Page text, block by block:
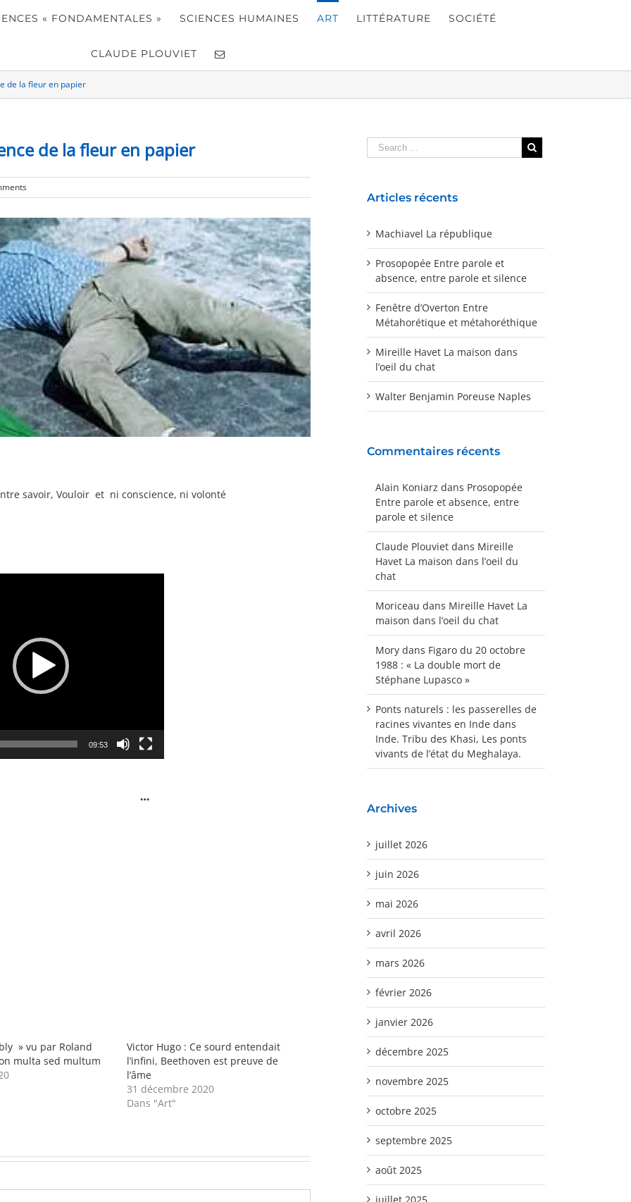
« FONDAMENTALES » SCIENCES HUMAINES ART LITTÉRATURE SOCIÉTÉ
CLAUDE PLOUVIET
de la fleur en papier
de la fleur en papier
savoir, Vouloir et ni conscience, ni volonté
09:53
» vu par Roland
multa sed multum
Victor Hugo : Ce sourd entendait
l’infini, Beethoven est preuve de
l’âme
31 décembre 2020
Dans "Art"
Articles récents
Machiavel La république
Prosopopée Entre parole et
absence, entre parole et silence
Fenêtre d’Overton Entre
Métahorétique et métahoréthique
Mireille Havet La maison dans
l’oeil du chat
Walter Benjamin Poreuse Naples
Commentaires récents
Alain Koniarz dans Prosopopée
Entre parole et absence, entre
parole et silence
Claude Plouviet dans Mireille
Havet La maison dans l’oeil du
chat
Moriceau dans Mireille Havet La
maison dans l’oeil du chat
Mory dans Figaro du 20 octobre
1988 : « La double mort de
Stéphane Lupasco »
Ponts naturels : les passerelles de
racines vivantes en Inde dans
Inde. Tribu des Khasi, Les ponts
vivants de l’état du Meghalaya.
Archives
juillet 2026
juin 2026
mai 2026
avril 2026
mars 2026
février 2026
janvier 2026
décembre 2025
novembre 2025
octobre 2025
septembre 2025
août 2025